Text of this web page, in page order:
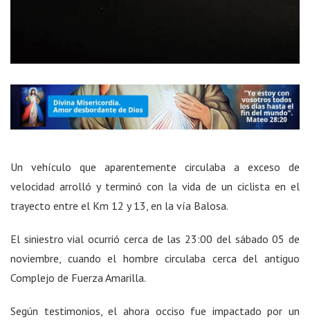
Un vehículo que aparentemente circulaba a exceso de
velocidad arrolló y terminó con la vida de un ciclista en el
trayecto entre el Km 12 y 13, en la vía Balosa.
El siniestro vial ocurrió cerca de las 23:00 del sábado 05 de
noviembre, cuando el hombre circulaba cerca del antiguo
Complejo de Fuerza Amarilla.
Según testimonios, el ahora occiso fue impactado por un